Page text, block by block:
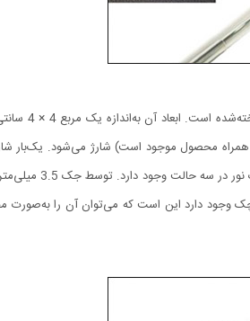
دارد که در قیاس با ابعاد و
وجود دارد این است که می‌توان آن را به‌صورت